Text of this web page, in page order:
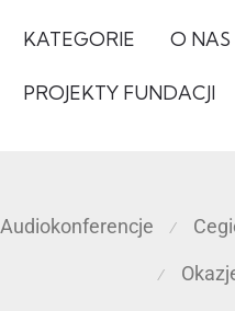
KATEGORIE O NAS
PROJEKTY FUNDACJI
Audiokonferencje ⁄
⁄